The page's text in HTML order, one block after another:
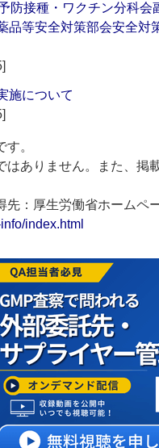
防接種・ワクチン分科
品等安全対策部会安全対
施について
。
はありません。また、掲
先：厚生労働省ホーム
index.html